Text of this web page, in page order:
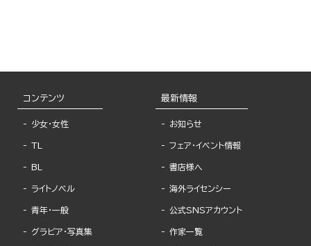
コンテンツ
少女・女性
TL
BL
ライトノベル
青年・一般
グラビア・写真集
最新情報
お知らせ
フェア・イベント情報
書店様へ
海外ライセンシー
公式SNSアカウント
作家一覧